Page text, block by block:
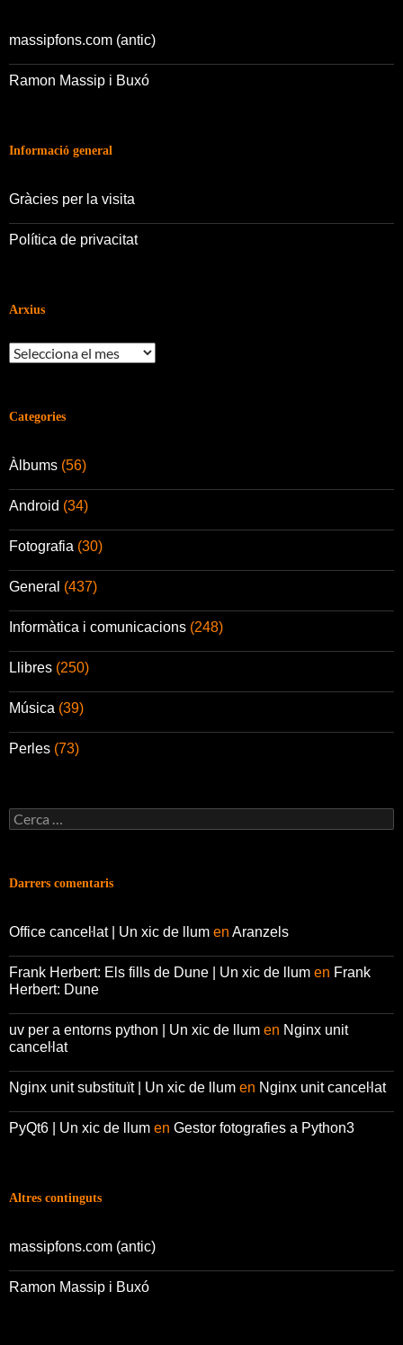
massipfons.com (antic)
Ramon Massip i Buxó
Informació general
Gràcies per la visita
Política de privacitat
Arxius
Arxius
Categories
Àlbums (56)
Android (34)
Fotografia (30)
General (437)
Informàtica i comunicacions (248)
Llibres (250)
Música (39)
Perles (73)
Cerca:
Darrers comentaris
Office canceŀlat | Un xic de llum en Aranzels
Frank Herbert: Els fills de Dune | Un xic de llum en Frank
Herbert: Dune
uv per a entorns python | Un xic de llum en Nginx unit
canceŀlat
Nginx unit substituït | Un xic de llum en Nginx unit canceŀlat
PyQt6 | Un xic de llum en Gestor fotografies a Python3
Altres continguts
massipfons.com (antic)
Ramon Massip i Buxó